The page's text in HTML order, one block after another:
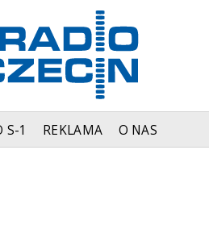
S-1 REKLAMA O NAS